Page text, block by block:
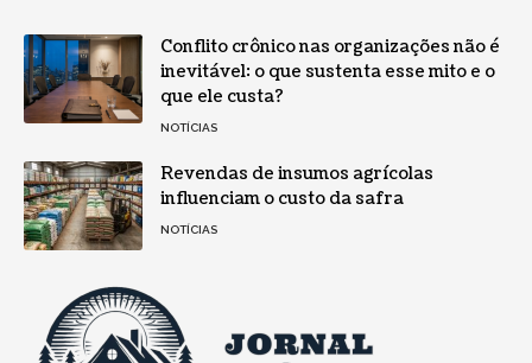
Conflito crônico nas organizações não é
inevitável: o que sustenta esse mito e o
que ele custa?
NOTÍCIAS
Revendas de insumos agrícolas
influenciam o custo da safra
NOTÍCIAS